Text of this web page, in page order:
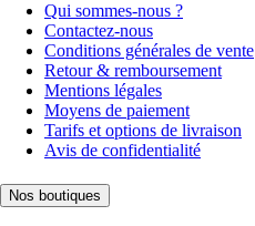
Qui sommes-nous ?
Contactez-nous
Conditions générales de vente
Retour & remboursement
Mentions légales
Moyens de paiement
Tarifs et options de livraison
Avis de confidentialité
Nos boutiques